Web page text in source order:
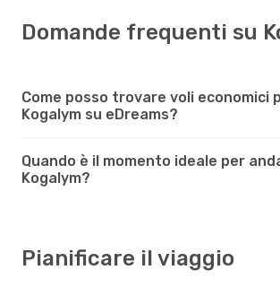
Domande frequenti su
Come posso trovare voli economici
Kogalym su eDreams?
Quando è il momento ideale per
Kogalym?
Pianificare il viaggio